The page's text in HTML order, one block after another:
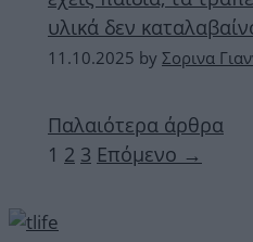
υλικά δεν
11.10.2025 by Σορινα
Παλαιότερα άρθρα
Σελίδα
1 Σελίδα
2 Σελίδα
3 Επόμενο →